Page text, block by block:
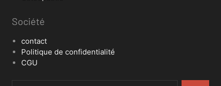
Société
contact
Politique de confidentialité
CGU